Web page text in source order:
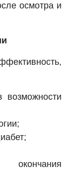
осмотра и
возможности